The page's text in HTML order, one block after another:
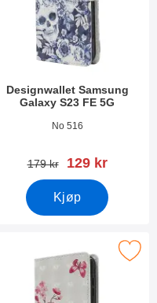
Designwallet Samsung
Galaxy S23 FE 5G
49572
No 516
gammel pris
179 kr ny pris
129 kr
Kjøp
FE 5G som favoritt
Samsung